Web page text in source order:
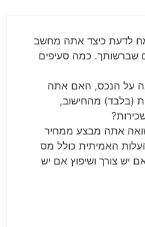
לדעת כיצד אתה מחשב
שברשותך. כמה סעיפים
על הנכס, האם אתה
(בלבד) מהחישוב,
אתה מבצע ממחיר
האמיתית כולל מס
יש צורך ושיפוץ אם יש